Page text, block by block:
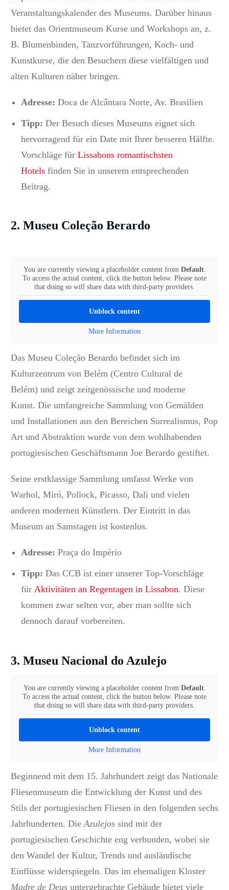
Veranstaltungskalender des Museums. Darüber hinaus
bietet das Orientmuseum Kurse und Workshops an, z.
B. Blumenbinden, Tanzvorführungen, Koch- und
Kunstkurse, die den Besuchern diese vielfältigen und
alten Kulturen näher bringen.
Adresse: Doca de Alcântara Norte, Av. Brasilien
Tipp: Der Besuch dieses Museums eignet sich
hervorragend für ein Date mit Ihrer besseren Hälfte.
Vorschläge für Lissabons romantischsten
Hotels finden Sie in unserem entsprechenden
Beitrag.
2. Museu Coleção Berardo
You are currently viewing a placeholder content from Default.
To access the actual content, click the button below. Please note
that doing so will share data with third-party providers.
Unblock content
More Information
Das Museu Coleção Berardo befindet sich im
Kulturzentrum von Belém (Centro Cultural de
Belém) und zeigt zeitgenössische und moderne
Kunst. Die umfangreiche Sammlung von Gemälden
und Installationen aus den Bereichen Surrealismus, Pop
Art und Abstraktion wurde von dem wohlhabenden
portugiesischen Geschäftsmann Joe Berardo gestiftet.
Seine erstklassige Sammlung umfasst Werke von
Warhol, Miró, Pollock, Picasso, Dali und vielen
anderen modernen Künstlern. Der Eintritt in das
Museum an Samstagen ist kostenlos.
Adresse: Praça do Império
Tipp: Das CCB ist einer unserer Top-Vorschläge
für Aktivitäten an Regentagen in Lissabon. Diese
kommen zwar selten vor, aber man sollte sich
dennoch darauf vorbereiten.
3. Museu Nacional do Azulejo
You are currently viewing a placeholder content from Default.
To access the actual content, click the button below. Please note
that doing so will share data with third-party providers.
Unblock content
More Information
Beginnend mit dem 15. Jahrhundert zeigt das Nationale
Fliesenmuseum die Entwicklung der Kunst und des
Stils der portugiesischen Fliesen in den folgenden sechs
Jahrhunderten. Die Azulejos sind mit der
portugiesischen Geschichte eng verbunden, wobei sie
den Wandel der Kultur, Trends und ausländische
Einflüsse widerspiegeln. Das im ehemaligen Kloster
Madre de Deus untergebrachte Gebäude bietet viele